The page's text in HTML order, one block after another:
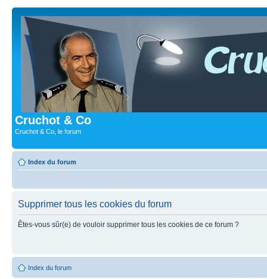
Cruchot & Co
Cruchot & Co, le forum
Index du forum
Supprimer tous les cookies du forum
Êtes-vous sûr(e) de vouloir supprimer tous les cookies de ce forum ?
Index du forum